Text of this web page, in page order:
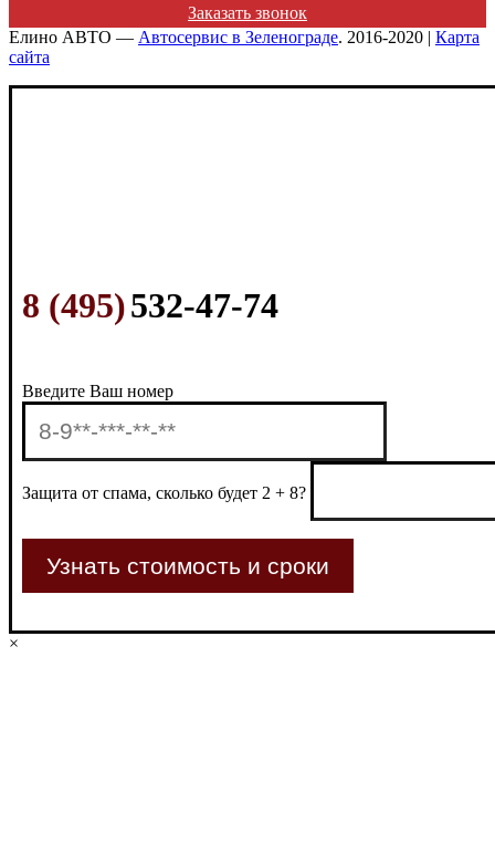
Заказать звонок
Елино АВТО — Автосервис в Зеленограде. 2016-2020 | Карта
сайта
8 (495)532-47-74
Введите Ваш номер
Защита от спама, сколько будет 2 + 8?
×